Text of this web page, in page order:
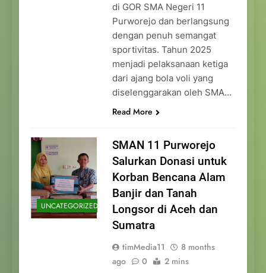
di GOR SMA Negeri 11
Purworejo dan berlangsung
dengan penuh semangat
sportivitas. Tahun 2025
menjadi pelaksanaan ketiga
dari ajang bola voli yang
diselenggarakan oleh SMA…
Read More
UNCATEGORIZED
SMAN 11 Purworejo
Salurkan Donasi untuk
Korban Bencana Alam
Banjir dan Tanah
Longsor di Aceh dan
Sumatra
timMedia11
8 months
ago
0 2 mins